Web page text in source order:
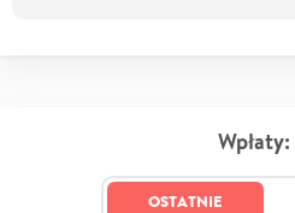
Wpłaty:
OSTATNIE